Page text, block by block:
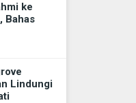
ke
Bahas
Lindungi